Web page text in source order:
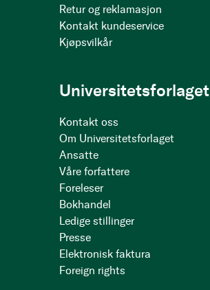
Retur og reklamasjon
Kontakt kundeservice
Kjøpsvilkår
Universitetsforlaget
Kontakt oss
Om Universitetsforlaget
Ansatte
Våre forfattere
Foreleser
Bokhandel
Ledige stillinger
Presse
Elektronisk faktura
Foreign rights